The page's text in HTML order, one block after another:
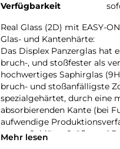
Verfügbarkeit
Real Glass (2D) mit EASY-
Glas- und Kantenhärte:
Das Displex Panzerglas hat
bruch-, und stoßfester als
hochwertiges Saphirglas
bruch- und stoßanfälligste
spezialgehärtet, durch eine
absorbierenden Kante (bei
aufwendige
gegen Schläge, Stöße und
Mehr lesen